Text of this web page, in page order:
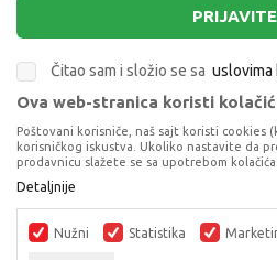
Čitao sam i složio se sa uslovima
Terms of Service
apply.
Ova web-stranica koristi
Poštovani korisniče, naš sajt koristi cookies
korisničkog iskustva. Ukoliko nastavite da
prodavnicu slažete se sa upotrebom kolačića.
Detaljnije
Nužni Statistika